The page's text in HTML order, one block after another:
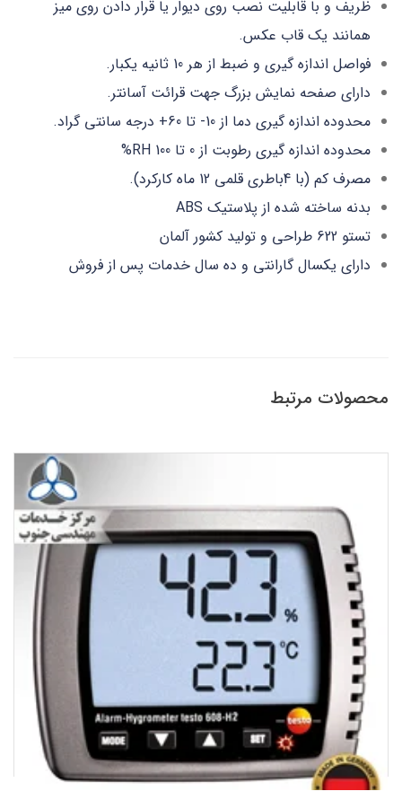
ظریف و با قابلیت نصب روی دیوار یا قرار دادن روی میز
همانند یک قاب عکس.
فواصل اندازه گیری و ضبط از هر 10 ثانیه یکبار.
دارای صفحه نمایش بزرگ جهت قرائت آسانتر.
محدوده اندازه گیری دما از 10- تا 60+ درجه سانتی گراد.
محدوده اندازه گیری رطوبت از 0 تا 100 RH%
مصرف کم (با 4باطری قلمی 12 ماه کارکرد).
بدنه ساخته شده از پلاستیک ABS
تستو 622 طراحی و تولید کشور آلمان
دارای یکسال گارانتی و ده سال خدمات پس از فروش
محصولات مرتبط